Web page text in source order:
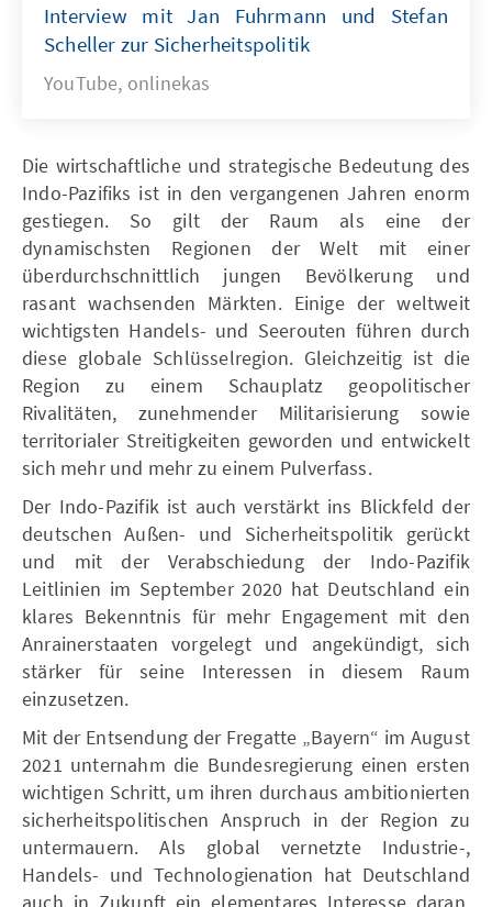
Interview mit Jan Fuhrmann und Stefan
Scheller zur Sicherheitspolitik
YouTube, onlinekas
Die wirtschaftliche und strategische Bedeutung des
Indo-Pazifiks ist in den vergangenen Jahren enorm
gestiegen. So gilt der Raum als eine der
dynamischsten Regionen der Welt mit einer
überdurchschnittlich jungen Bevölkerung und
rasant wachsenden Märkten. Einige der weltweit
wichtigsten Handels- und Seerouten führen durch
diese globale Schlüsselregion. Gleichzeitig ist die
Region zu einem Schauplatz geopolitischer
Rivalitäten, zunehmender Militarisierung sowie
territorialer Streitigkeiten geworden und entwickelt
sich mehr und mehr zu einem Pulverfass.
Der Indo-Pazifik ist auch verstärkt ins Blickfeld der
deutschen Außen- und Sicherheitspolitik gerückt
und mit der Verabschiedung der Indo-Pazifik
Leitlinien im September 2020 hat Deutschland ein
klares Bekenntnis für mehr Engagement mit den
Anrainerstaaten vorgelegt und angekündigt, sich
stärker für seine Interessen in diesem Raum
einzusetzen.
Mit der Entsendung der Fregatte „Bayern“ im August
2021 unternahm die Bundesregierung einen ersten
wichtigen Schritt, um ihren durchaus ambitionierten
sicherheitspolitischen Anspruch in der Region zu
untermauern. Als global vernetzte Industrie-,
Handels- und Technologienation hat Deutschland
auch in Zukunft ein elementares Interesse daran,